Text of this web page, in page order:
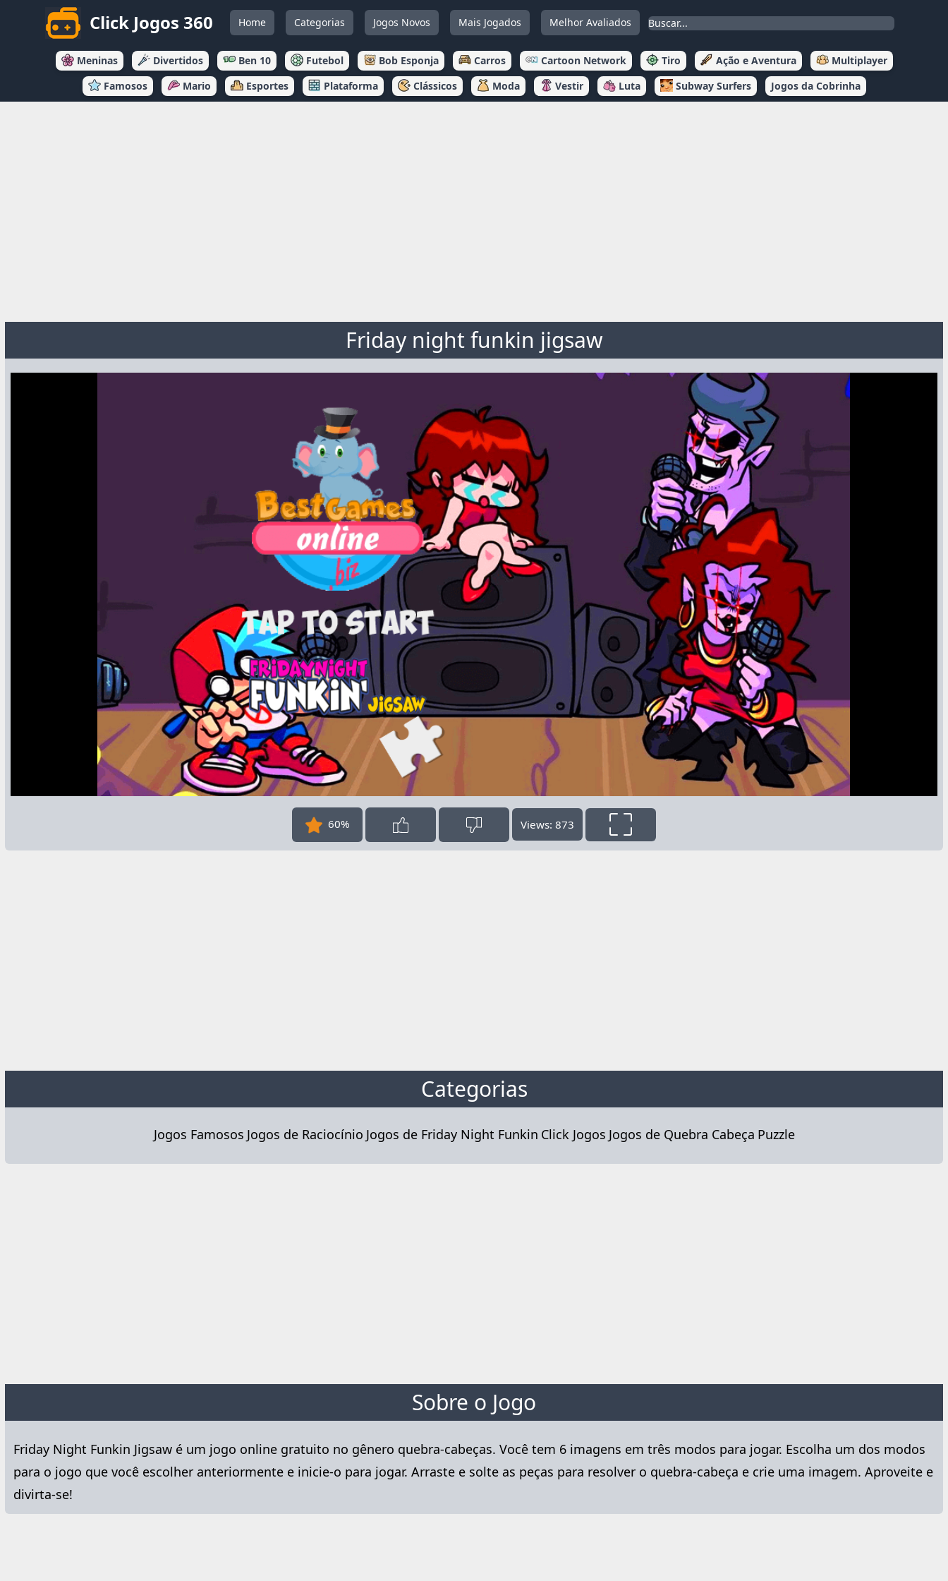
Click Jogos 360 Home Categorias Jogos Novos Mais Jogados Melhor Avaliados
Meninas Divertidos Ben 10 Futebol Bob Esponja Carros Cartoon Network Tiro Ação e Aventura
Multiplayer
Famosos
Mario Esportes Plataforma Clássicos Moda Vestir Luta Subway Surfers Jogos da Cobrinha
Friday night funkin jigsaw
60% Views: 873
Categorias
Jogos Famosos Jogos de Raciocínio Jogos de Friday Night Funkin Click Jogos Jogos de Quebra Cabeça Puzzle
Sobre o Jogo
Friday Night Funkin Jigsaw é um jogo online gratuito no gênero quebra-cabeças. Você tem 6 imagens em três modos para jogar. Escolha um dos modos
para o jogo que você escolher anteriormente e inicie-o para jogar. Arraste e solte as peças para resolver o quebra-cabeça e crie uma imagem. Aproveite e
divirta-se!